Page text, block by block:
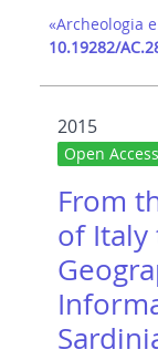
«Archeologia
10.19282/
2015
Open Access
From
of Italy